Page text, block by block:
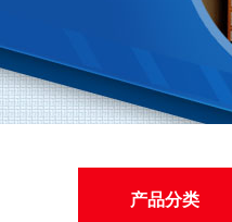
产品分类